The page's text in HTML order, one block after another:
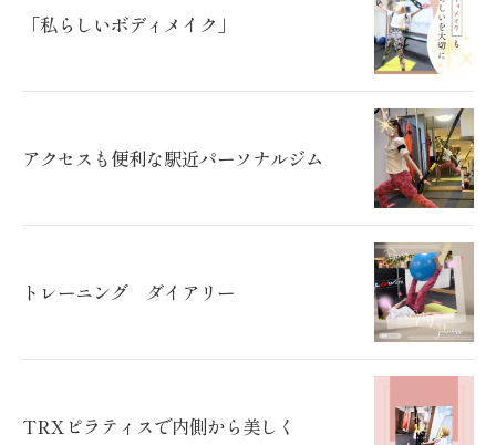
「私らしいボディメイク」
アクセスも便利な駅近パーソナルジム
トレーニング ダイアリー
TRXピラティスで内側から美しく